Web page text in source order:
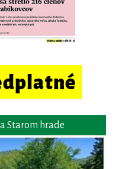
Starom hrade